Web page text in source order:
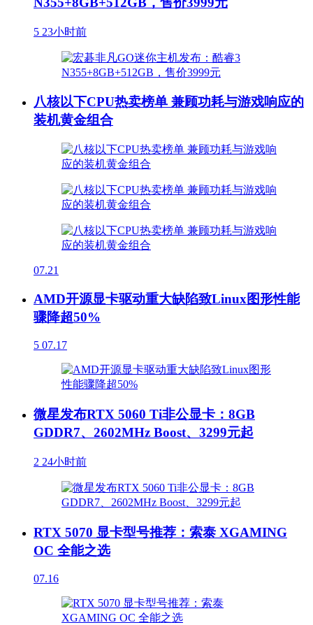
5 23小时前
八核以下CPU热卖榜单 兼顾功耗与游戏响应的
装机黄金组合
07.21
AMD开源显卡驱动重大缺陷致Linux图形性能
骤降超50%
5 07.17
微星发布RTX 5060 Ti非公显卡：8GB
GDDR7、2602MHz Boost、3299元起
2 24小时前
RTX 5070 显卡型号推荐：索泰 XGAMING
OC 全能之选
07.16